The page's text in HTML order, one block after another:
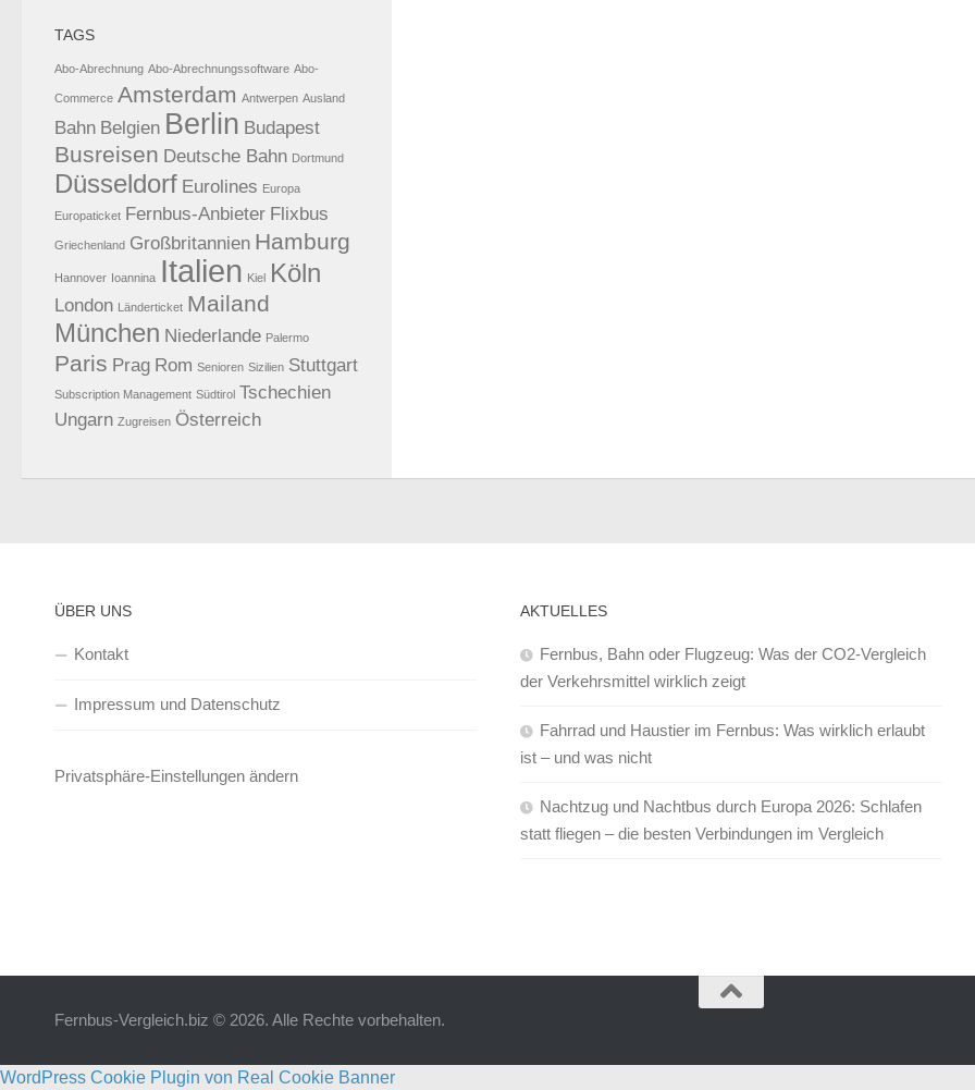
TAGS
Abo-Abrechnung Abo-Abrechnungssoftware Abo-
Commerce Amsterdam Antwerpen Ausland
Bahn Belgien Berlin Budapest
Busreisen Deutsche Bahn Dortmund
Düsseldorf Eurolines Europa
Europaticket Fernbus-Anbieter Flixbus
Griechenland Großbritannien Hamburg
Hannover Ioannina Italien Kiel Köln
London Länderticket Mailand
München Niederlande Palermo
Paris Prag Rom Senioren Sizilien Stuttgart
Subscription Management Südtirol Tschechien
Ungarn Zugreisen Österreich
ÜBER UNS
Kontakt
Impressum und Datenschutz
Privatsphäre-Einstellungen ändern
AKTUELLES
Fernbus, Bahn oder Flugzeug: Was der CO2-Vergleich
der Verkehrsmittel wirklich zeigt
Fahrrad und Haustier im Fernbus: Was wirklich erlaubt
ist – und was nicht
Nachtzug und Nachtbus durch Europa 2026: Schlafen
statt fliegen – die besten Verbindungen im Vergleich
Fernbus-Vergleich.biz © 2026. Alle Rechte vorbehalten.
WordPress Cookie Plugin von Real Cookie Banner